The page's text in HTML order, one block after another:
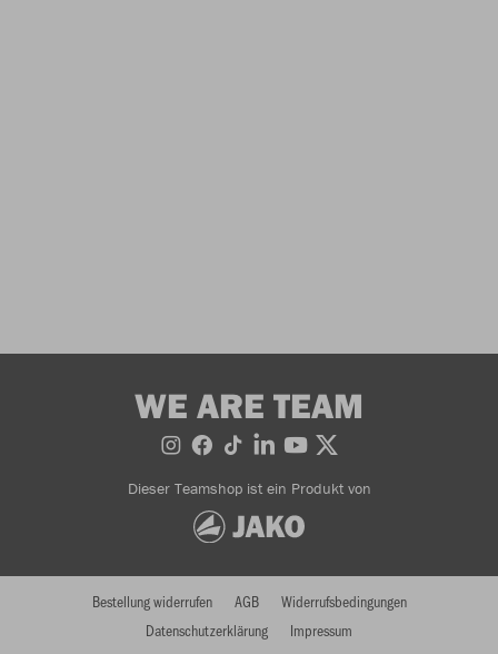
WE ARE TEAM
Dieser Teamshop ist ein Produkt von
Bestellung widerrufen AGB
Widerrufsbedingungen
Datenschutzerklärung
Impressum